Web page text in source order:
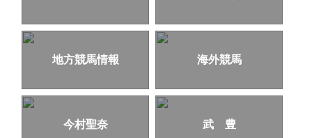
地方競馬情報 海外競馬
今村聖奈 武 豊